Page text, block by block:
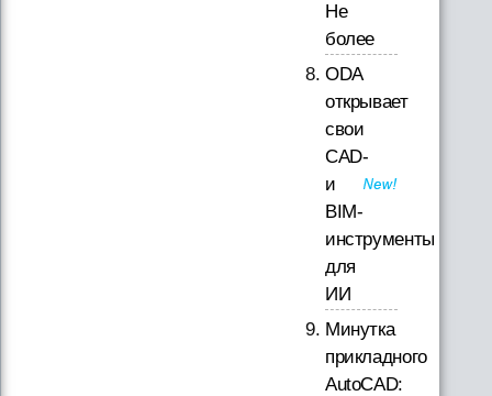
Не
более
ODA
открывает
свои
CAD-
и
BIM-
инструменты
для
ИИ
Минутка
прикладного
AutoCAD: